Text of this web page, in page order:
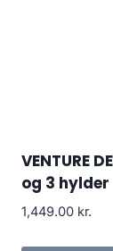
VENTURE
og 3
1,449.00 kr.